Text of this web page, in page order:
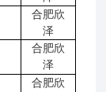
合肥欣
泽
合肥欣
泽
合肥欣